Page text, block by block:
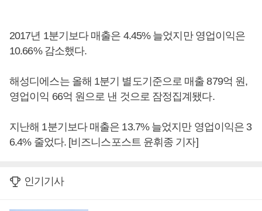
2017년 1분기보다 매출은 4.45% 늘었지만 영업이익은
10.66% 감소했다.
해성디에스는 올해 1분기 별도기준으로 매출 879억 원,
영업이익 66억 원으로 낸 것으로 잠정집계됐다.
지난해 1분기보다 매출은 13.7% 늘었지만 영업이익은 3
6.4% 줄었다. [비즈니스포스트 윤휘종 기자]
인기기사